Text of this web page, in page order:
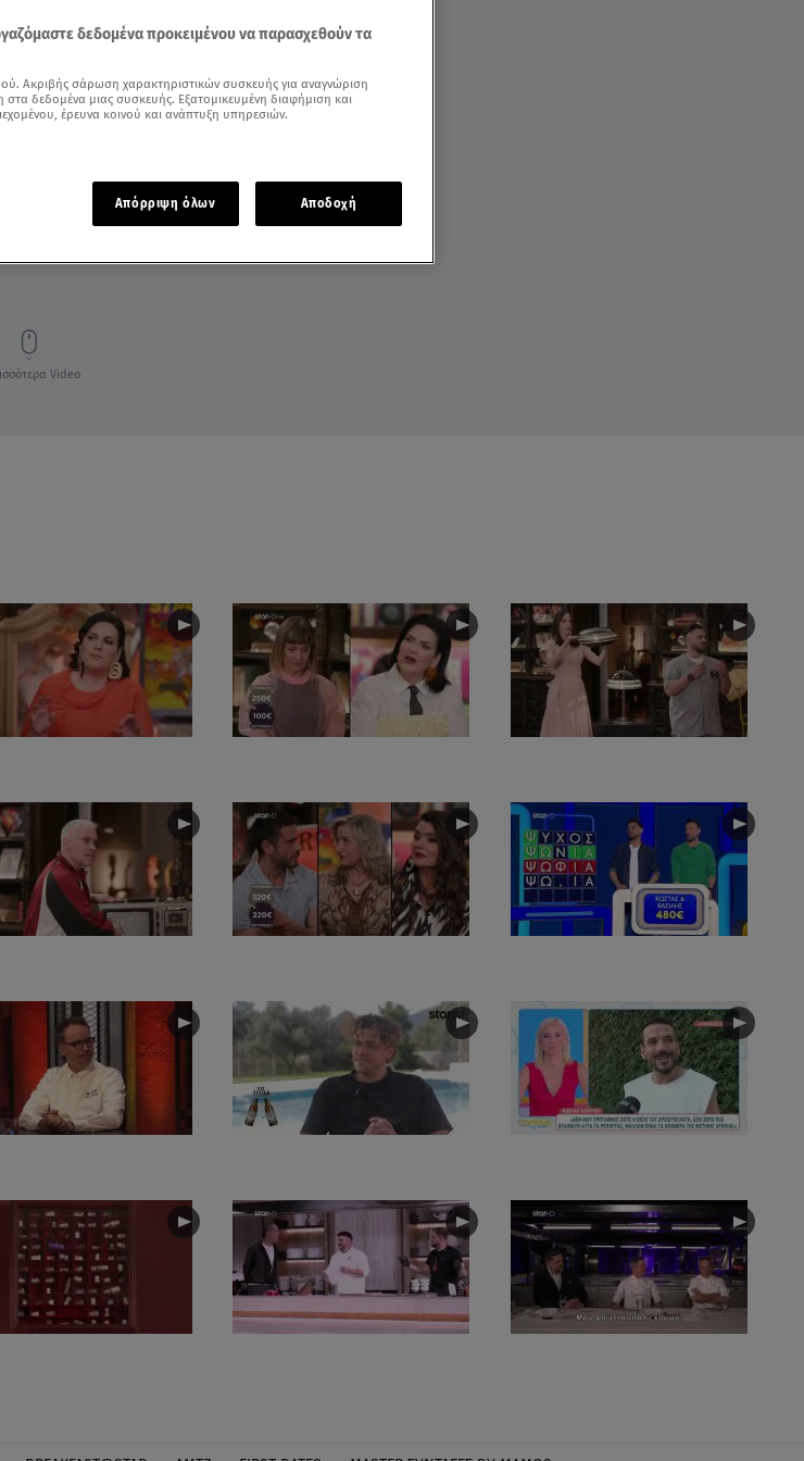
Video
δεδομένα προκειμένου να παρασχεθούν τα
Ακριβής σάρωση χαρακτηριστικών συσκευής για αναγνώριση
δεδομένα μιας συσκευής. Εξατομικευμένη διαφήμιση και
έρευνα κοινού και ανάπτυξη υπηρεσιών.
Απόρριψη όλων Αποδοχή